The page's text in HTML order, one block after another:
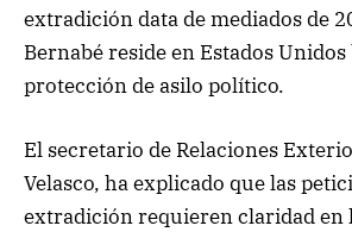
extradición data de mediados de
Bernabé reside en Estados Unidos
protección de asilo político.
El secretario de Relaciones
Velasco, ha explicado que las
extradición requieren claridad en